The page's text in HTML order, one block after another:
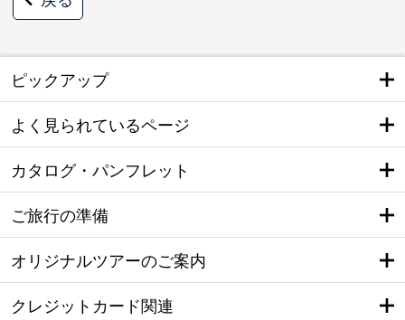
ピックアップ
よく見られているページ
カタログ・パンフレット
ご旅行の準備
オリジナルツアーのご案内
クレジットカード関連